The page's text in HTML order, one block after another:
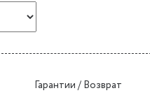
Гарантии / Возврат